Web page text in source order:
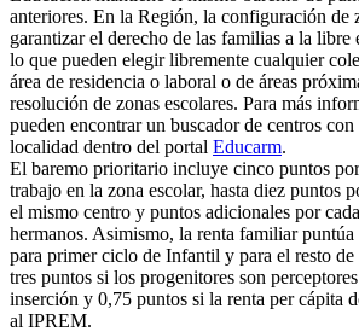
anteriores. En la Región, la configuración de
garantizar el derecho de las familias a la libre
lo que pueden elegir libremente cualquier
área de residencia o laboral o de áreas
resolución de zonas escolares. Para más
pueden encontrar un buscador de centros
localidad dentro del portal Educarm.
El baremo prioritario incluye cinco puntos
trabajo en la zona escolar, hasta diez puntos
el mismo centro y puntos adicionales por
hermanos. Asimismo, la renta familiar puntúa
para primer ciclo de Infantil y para el resto de
tres puntos si los progenitores son
inserción y 0,75 puntos si la renta per cápita
al IPREM.